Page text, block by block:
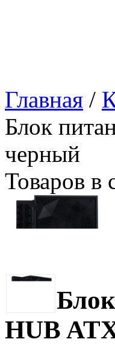
Главная /
Блок
черный
Товаров в
HUB